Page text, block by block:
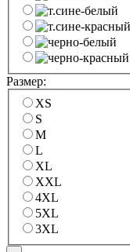
Размер:
XS
S
M
L
XL
XXL
4XL
5XL
3XL